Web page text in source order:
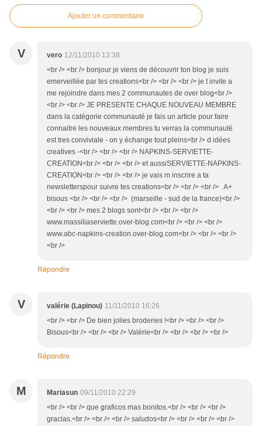
Ajouter un commentaire
V vero 12/11/2010 13:38
<br /> <br /> bonjour je viens de découvrir ton blog je suis
emerveillée par tes creations<br /> <br /> <br /> je t invite a
me rejoindre dans mes 2 communautes de over blog<br />
<br /> <br /> JE PRESENTE CHAQUE NOUVEAU MEMBRE
dans la catégorie communauté je fais un article pour faire
connaitre les nouveaux membres tu verras la communauté
est tres conviviale - on y échange tout pleins<br /> d idées
creatives -<br /> <br /> <br /> NAPKINS-SERVIETTE-
CREATION<br /> <br /> <br /> et aussiSERVIETTE-NAPKINS-
CREATION<br /> <br /> <br /> je vais m inscrire a ta
newsletterspour suivre tes creations<br /> <br /> <br /> A+
bisous <br /> <br /> <br /> (marseille - sud de la france)<br />
<br /> <br /> mes 2 blogs sont<br /> <br /> <br />
www.massiliaserviette.over-blog.com<br /> <br /> <br />
www.abc-napkins-creation.over-blog.com<br /> <br /> <br />
<br />
Répondre
V valérie (Lapinou) 11/11/2010 16:26
<br /> <br /> De bien jolies broderies !<br /> <br /> <br />
Bisous<br /> <br /> <br /> Valérie<br /> <br /> <br /> <br />
Répondre
M Mariasun 09/11/2010 22:29
<br /> <br /> que graficos mas bonitos.<br /> <br /> <br />
gracias.<br /> <br /> <br /> saludos<br /> <br /> <br /> <br />